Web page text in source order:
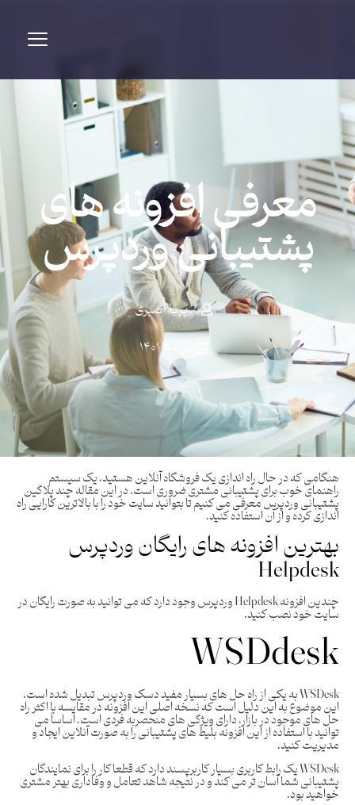
معرفی افزونه های
پشتیبانی وردپرس
پریا اصبری
هنگامی که در حال راه اندازی یک فروشگاه آنلاین هستید، یک سیستم
راهنمای خوب برای پشتیبانی مشتری ضروری است. در این مقاله چند پلاگین
پشتیبانی وردپرس معرفی می کنیم تا بتوانید سایت خود را با بالاترین کارایی راه
اندازی کرده و از آن استفاده کنید.
بهترین افزونه های رایگان وردپرس
Helpdesk
چندین افزونه Helpdesk وردپرس وجود دارد که می توانید به صورت رایگان در
سایت خود نصب کنید.
WSDdesk
WSDesk به یکی از راه حل های بسیار مفید دسک وردپرس تبدیل شده است.
این موضوع به این دلیل است که نسخه اصلی این افزونه در مقایسه با اکثر راه
حل های موجود در بازار، دارای ویژگی های منحصربه فردی است. اساساً می
توانید با استفاده از این افزونه بلیط های پشتیبانی را به صورت آنلاین ایجاد و
مدیریت کنید.
WSDesk یک رابط کاربری بسیار کاربرپسند دارد که قطعا کار را برای نمایندگان
پشتیبانی شما آسان تر می کند و در نتیجه شاهد تعامل و وفاداری بهتر مشتری
خواهید بود.